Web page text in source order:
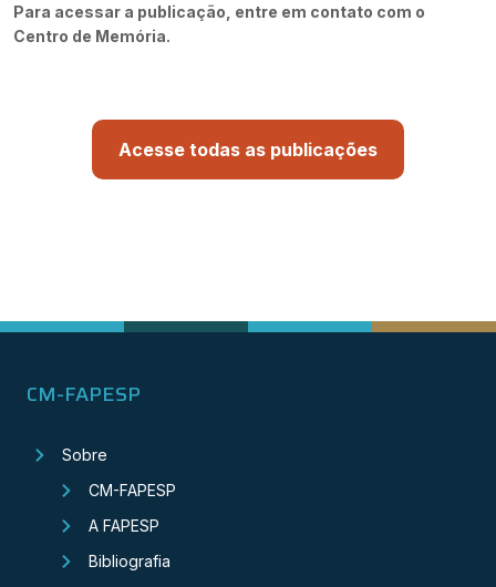
Para acessar a publicação, entre em contato com o
Centro de Memória.
Acesse todas as publicações
CM-FAPESP
Sobre
CM-FAPESP
A FAPESP
Bibliografia